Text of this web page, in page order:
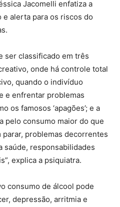
Jacomelli enfatiza a
alerta para os riscos do
ser classificado em três
onde há controle total
quando o indivíduo
e enfrentar problemas
os famosos ‘apagões’; e a
pelo consumo maior do que
problemas decorrentes
saúde, responsabilidades
explica a psiquiatra.
consumo de álcool pode
depressão, arritmia e